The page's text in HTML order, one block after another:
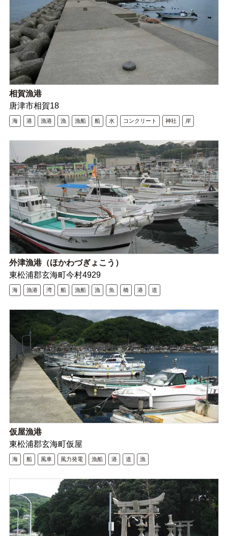
相賀漁港
唐津市相賀18
海 港 漁港 漁 漁船 船 水 コンクリート 神社 岸
外津漁港（ほかわづぎょこう）
東松浦郡玄海町今村4929
海 漁港 湾 船 漁船 漁 魚 橋 港 道
仮屋漁港
東松浦郡玄海町仮屋
海 船 風車 風力発電 漁船 港 道 漁